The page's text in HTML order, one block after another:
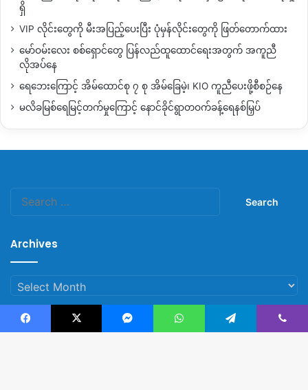
ရှိ
VIP လိုင်းတွေကို မီးအပြည့်ပေးပြီး ပုံမှန်လိုင်းတွေကို ဖြတ်တောက်ထား
မော်ဝမ်းလေး စစ်ရှောင်တွေ ပြန်လည်ထူထောင်ရေးအတွက် အကူညီ
လိုအပ်နေ
ရေဘေးကြောင့် အိမ်ထောင်စု ၇ စု အိမ်ခြေမဲ့၊ KIO ကူညီပေးဖို့စီစဉ်နေ
မလိခမြစ်ရေမြင့်တက်မှုကြောင့် နောင်ခိုင်ရွာတဝက်ခန့်ရေနစ်မြှပ်
Archives
Archives
Facebook X Messenger WhatsApp Telegram Viber